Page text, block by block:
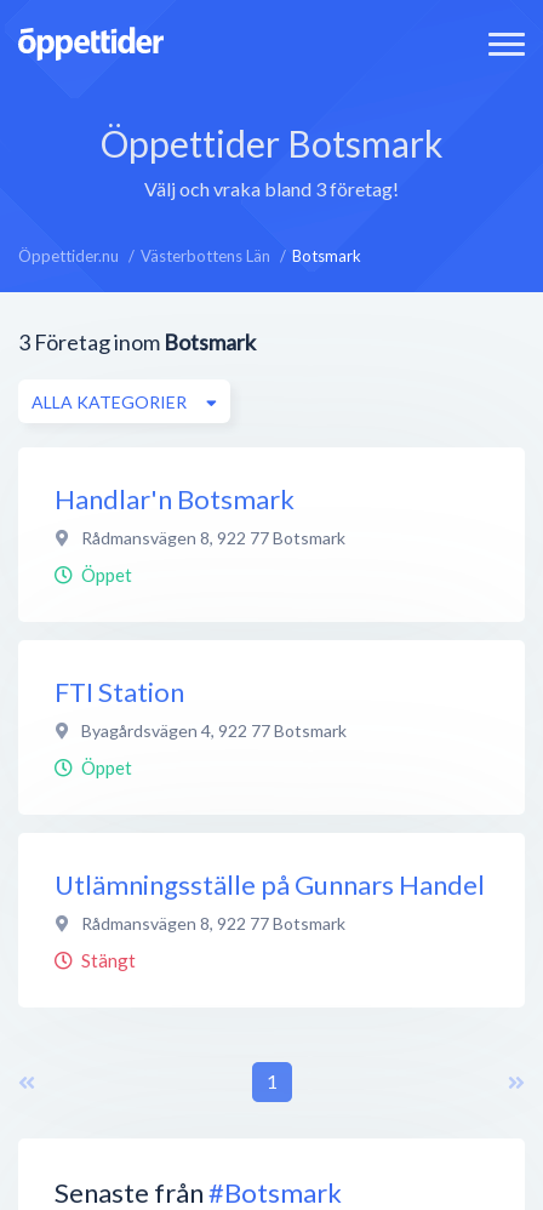
Öppettider Botsmark
Välj och vraka bland 3 företag!
Öppettider.nu Västerbottens Län Botsmark
Senaste från#Botsmark
3 Företag inom Botsmark
ALLA KATEGORIER
Handlar'n Botsmark
Rådmansvägen 8, 922 77Botsmark
Öppet
FTI Station
Byagårdsvägen 4, 922 77Botsmark
Öppet
Utlämningsställe på Gunnars Handel
Rådmansvägen 8, 922 77Botsmark
Stängt
1